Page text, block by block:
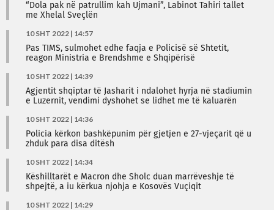
“Dola pak në patrullim kah Ujmani”, Labinot Tahiri tallet
me Xhelal Sveçlën
10 SHT 2022 | 14:57
Pas TIMS, sulmohet edhe faqja e Policisë së Shtetit,
reagon Ministria e Brendshme e Shqipërisë
10 SHT 2022 | 14:39
Agjentit shqiptar të Jasharit i ndalohet hyrja në stadiumin
e Luzernit, vendimi dyshohet se lidhet me të kaluarën
10 SHT 2022 | 14:36
Policia kërkon bashkëpunim për gjetjen e 27-vjeçarit që u
zhduk para disa ditësh
10 SHT 2022 | 14:34
Këshilltarët e Macron dhe Sholc duan marrëveshje të
shpejtë, a iu kërkua njohja e Kosovës Vuçiqit
10 SHT 2022 | 14:29